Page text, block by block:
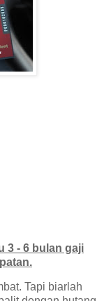
3 - 6 bulan gaji
Tapi biarlah